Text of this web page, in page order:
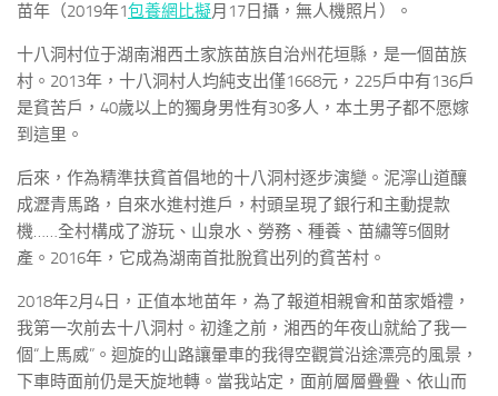
苗年（2019年1包養網比擬月17日攝，無人機照片）。
十八洞村位于湖南湘西土家族苗族自治州花垣縣，是一個苗族
村。2013年，十八洞村人均純支出僅1668元，225戶中有136戶
是貧苦戶，40歲以上的獨身男性有30多人，本土男子都不愿嫁
到這里。
后來，作為精準扶貧首倡地的十八洞村逐步演變。泥濘山道釀
成瀝青馬路，自來水進村進戶，村頭呈現了銀行和主動提款
機……全村構成了游玩、山泉水、勞務、種養、苗繡等5個財
產。2016年，它成為湖南首批脫貧出列的貧苦村。
2018年2月4日，正值本地苗年，為了報道相親會和苗家婚禮，
我第一次前去十八洞村。初逢之前，湘西的年夜山就給了我一
個“上馬威”。迴旋的山路讓暈車的我得空觀賞沿途漂亮的風景，
下車時面前仍是天旋地轉。當我站定，面前層層疊疊、依山而